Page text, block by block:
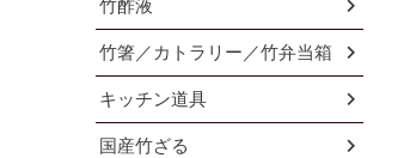
竹酢液
竹箸／カトラリー／竹弁当箱
キッチン道具
国産竹ざる